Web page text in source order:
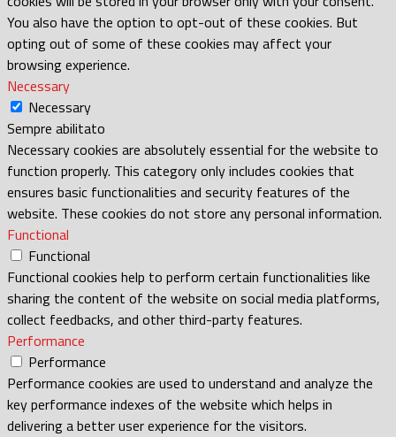
You also have the option to opt-out of these cookies. But
opting out of some of these cookies may affect your
browsing experience.
Necessary
Necessary
Sempre abilitato
Necessary cookies are absolutely essential for the website to
function properly. This category only includes cookies that
ensures basic functionalities and security features of the
website. These cookies do not store any personal information.
Functional
Functional
Functional cookies help to perform certain functionalities like
sharing the content of the website on social media platforms,
collect feedbacks, and other third-party features.
Performance
Performance
Performance cookies are used to understand and analyze the
key performance indexes of the website which helps in
delivering a better user experience for the visitors.